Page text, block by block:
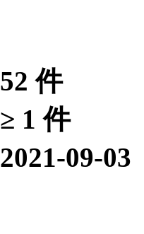
52 件
≥ 1 件
2021-09-03